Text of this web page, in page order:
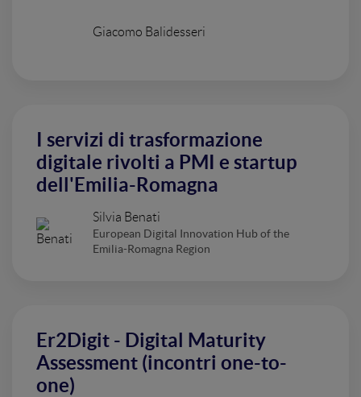
Giacomo Balidesseri
I servizi di trasformazione
digitale rivolti a PMI e startup
dell'Emilia-Romagna
Silvia Benati
European Digital Innovation Hub of the
Emilia-Romagna Region
Er2Digit - Digital Maturity
Assessment (incontri one-to-
one)